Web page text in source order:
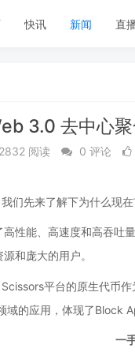
快讯 新闻 直
3.0 去中心
阅读 0 评论
们先来了解下为什么现
性能、高速度和高吞吐
和庞大的用户。
平台的原生代币
域的应用，体现了Block
一